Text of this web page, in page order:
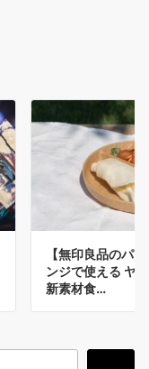
【無印良品のパ
ンジで使える ヤ
新素材食…